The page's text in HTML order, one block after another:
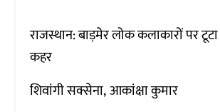
राजस्थान: बाड़मेर लोक कलाकारों पर
कहर
शिवांगी सक्सेना आकांक्षा कुमार